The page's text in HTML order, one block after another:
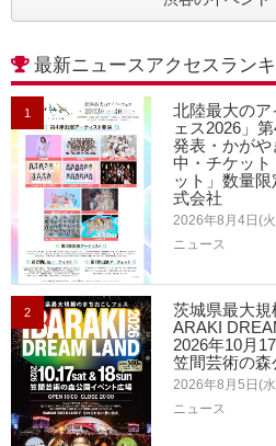
最新ニュースアクセスラン
1
北陸最大の
ェス2026」
発表・かが
中・チケッ
ット」数量
式会社
2026年8月4日(
ニュース
2
茨城県最大
ARAKI
2026年10月
笠間芸術の
2026年8月5日(
ニュース